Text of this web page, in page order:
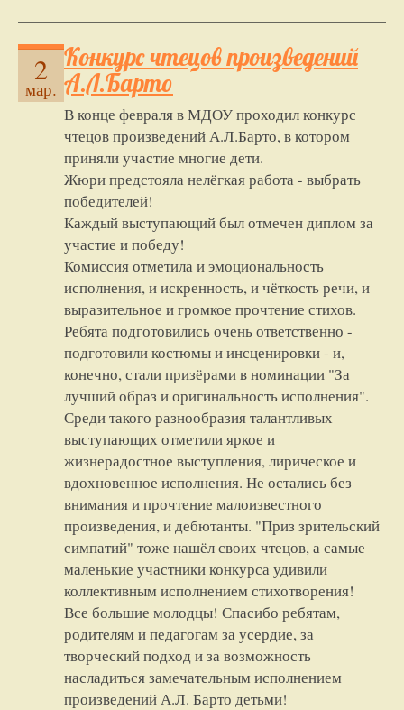
2
мар.
Конкурс чтецов произведений
А.Л.Барто
В конце февраля в МДОУ проходил конкурс
чтецов произведений А.Л.Барто, в котором
приняли участие многие дети.
Жюри предстояла нелёгкая работа - выбрать
победителей!
Каждый выступающий был отмечен диплом за
участие и победу!
Комиссия отметила и эмоциональность
исполнения, и искренность, и чёткость речи, и
выразительное и громкое прочтение стихов.
Ребята подготовились очень ответственно -
подготовили костюмы и инсценировки - и,
конечно, стали призёрами в номинации "За
лучший образ и оригинальность исполнения".
Среди такого разнообразия талантливых
выступающих отметили яркое и
жизнерадостное выступления, лирическое и
вдохновенное исполнения. Не остались без
внимания и прочтение малоизвестного
произведения, и дебютанты. "Приз зрительский
симпатий" тоже нашёл своих чтецов, а самые
маленькие участники конкурса удивили
коллективным исполнением стихотворения!
Все большие молодцы! Спасибо ребятам,
родителям и педагогам за усердие, за
творческий подход и за возможность
насладиться замечательным исполнением
произведений А.Л. Барто детьми!